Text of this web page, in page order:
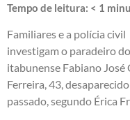
Tempo de leitura: < 1
Familiares e a polícia civil
investigam o paradeiro do
itabunense Fabiano José
Ferreira, 43,
passado, segundo Érica